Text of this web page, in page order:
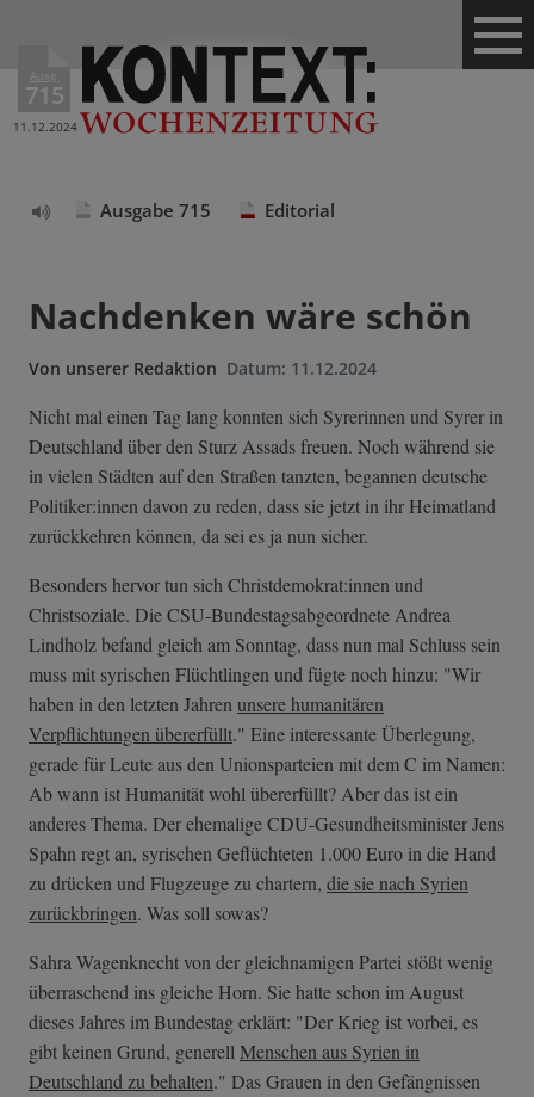
Ausg.
715
11.12.2024
Ausgabe 715 Editorial
Nachdenken wäre schön
Von unserer Redaktion Datum: 11.12.2024
Nicht mal einen Tag lang konnten sich Syrerinnen und Syrer in
Deutschland über den Sturz Assads freuen. Noch während sie
in vielen Städten auf den Straßen tanzten, begannen deutsche
Politiker:innen davon zu reden, dass sie jetzt in ihr Heimatland
zurückkehren können, da sei es ja nun sicher.
Besonders hervor tun sich Christdemokrat:innen und
Christsoziale. Die CSU-Bundestagsabgeordnete Andrea
Lindholz befand gleich am Sonntag, dass nun mal Schluss sein
muss mit syrischen Flüchtlingen und fügte noch hinzu: "Wir
haben in den letzten Jahrenunsere humanitären
Verpflichtungen übererfüllt." Eine interessante Überlegung,
gerade für Leute aus den Unionsparteien mit dem C im Namen:
Ab wann ist Humanität wohl übererfüllt? Aber das ist ein
anderes Thema. Der ehemalige CDU-Gesundheitsminister Jens
Spahn regt an, syrischen Geflüchteten 1.000 Euro in die Hand
zu drücken und Flugzeuge zu chartern, die sie nach Syrien
zurückbringen. Was soll sowas?
Sahra Wagenknecht von der gleichnamigen Partei stößt wenig
überraschend ins gleiche Horn. Sie hatte schon im August
dieses Jahres im Bundestag erklärt: "Der Krieg ist vorbei, es
gibt keinen Grund, generellMenschen aus Syrien in
Deutschland zu behalten." Das Grauen in den Gefängnissen